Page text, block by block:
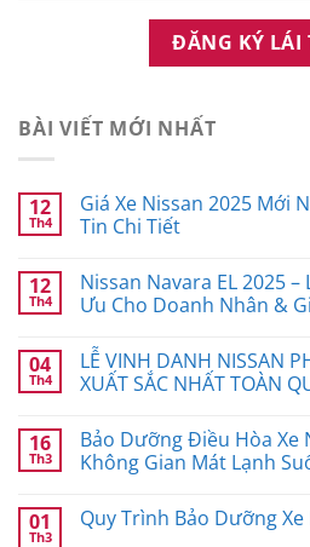
BÀI VIẾT MỚI NHẤT
12
Th4
Giá Xe Nissan 2025 Mới
Tin Chi Tiết
12
Th4
Nissan Navara EL 2025
Ưu Cho Doanh Nhân &
04
Th4
LỄ VINH DANH NISSAN
XUẤT SẮC NHẤT TOÀN
16
Th3
Bảo Dưỡng Điều Hòa Xe
Không Gian Mát Lạnh
01
Th3
Quy Trình Bảo Dưỡng Xe